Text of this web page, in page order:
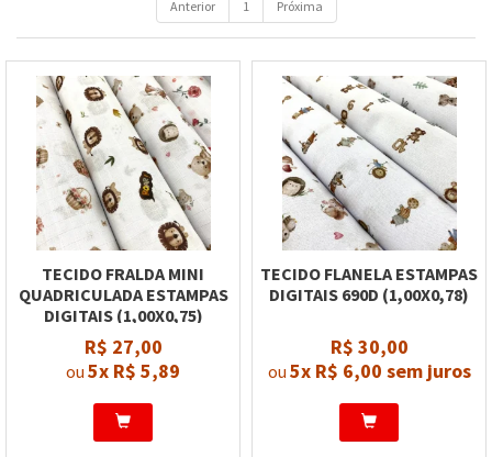
Anterior 1 Próxima
TECIDO FRALDA MINI
QUADRICULADA ESTAMPAS
DIGITAIS (1,00X0,75)
R$ 27,00
ou 5x R$ 5,89
TECIDO FLANELA ESTAMPAS
DIGITAIS 690D (1,00X0,78)
R$ 30,00
ou 5x R$ 6,00 sem juros